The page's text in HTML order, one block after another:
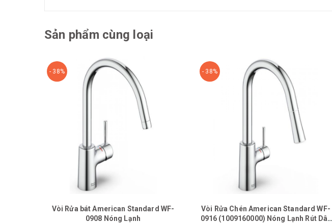
Sản phẩm cùng loại
- 38%
Vòi Rửa bát American Standard WF-
0908 Nóng Lạnh
- 38%
Vòi Rửa Chén American Standard WF-
0916 (1009160000) Nóng Lạnh Rút Dây